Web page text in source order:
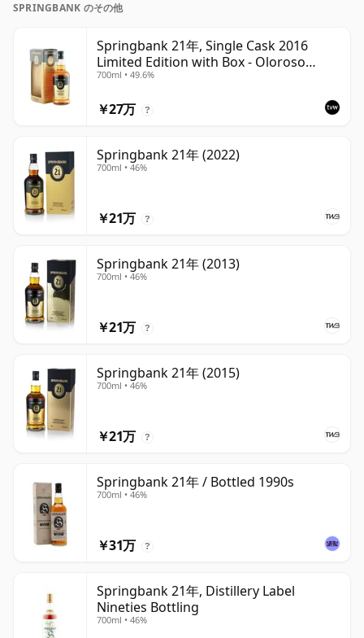
SPRINGBANK のその他
Springbank 21年, Single Cask 2016
Limited Edition with Box - Oloroso
Sherry Butt
700ml • 49.6%
￥27万 ?
Springbank 21年 (2022)
700ml • 46%
￥21万 ?
Springbank 21年 (2013)
700ml • 46%
￥21万 ?
Springbank 21年 (2015)
700ml • 46%
￥21万 ?
Springbank 21年 / Bottled 1990s
700ml • 46%
￥31万 ?
Springbank 21年, Distillery Label
Nineties Bottling
700ml • 46%